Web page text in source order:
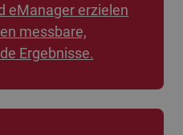
eManager erzielen
messbare,
Ergebnisse.